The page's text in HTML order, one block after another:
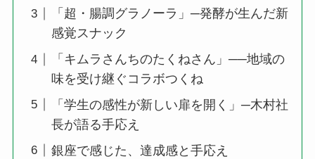
「超・腸調グラノーラ」─発酵が生んだ新
感覚スナック
「キムラさんちのたくねさん」──地域の
味を受け継ぐコラボつくね
「学生の感性が新しい扉を開く」─木村社
長が語る手応え
銀座で感じた、達成感と手応え